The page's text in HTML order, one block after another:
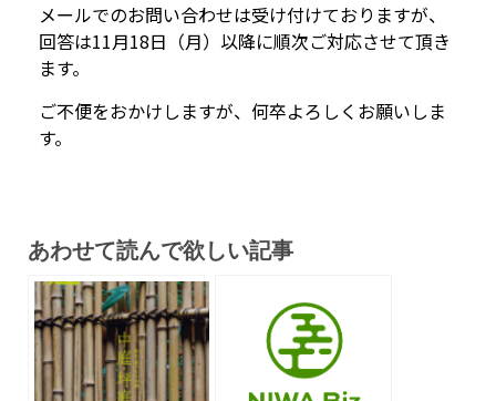
メールでのお問い合わせは受け付けておりますが、
回答は11月18日（月）以降に順次ご対応させて頂き
ます。
ご不便をおかけしますが、何卒よろしくお願いしま
す。
あわせて読んで欲しい記事